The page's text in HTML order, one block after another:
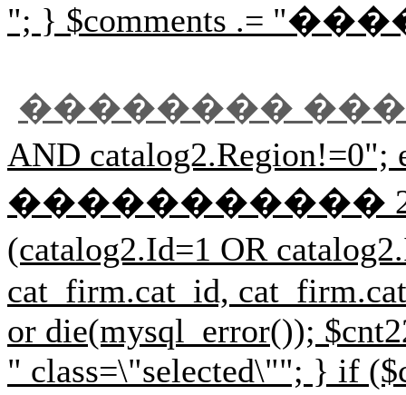
"; } $comments .= "
��������
AND
����������� 2
(catalog2.Id=1 OR
cat_firm.cat_id,
or die(mysql_error());
" class=\"selected\""; } if